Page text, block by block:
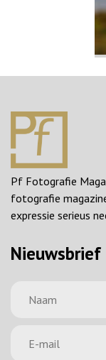
Pf Fotografie
fotografie
expressie serieus
Nieuwsbrief